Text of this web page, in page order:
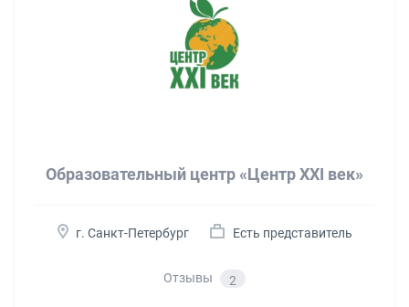
Образовательный центр «Центр XXI век»
г. Санкт-Петербург Есть представитель
Отзывы 2